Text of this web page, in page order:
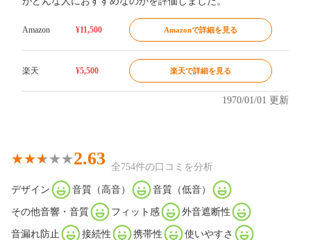
Amazon ¥11,500 Amazonで詳細を見る
楽天 ¥5,500 楽天で詳細を見る
1970/01/01 更新
2.63 全754件の口コミを分析
デザイン 音質（高音） 音質（低音）
その他音響・音質 フィット感 外音遮断性
音漏れ防止 接続性 携帯性 使いやすさ